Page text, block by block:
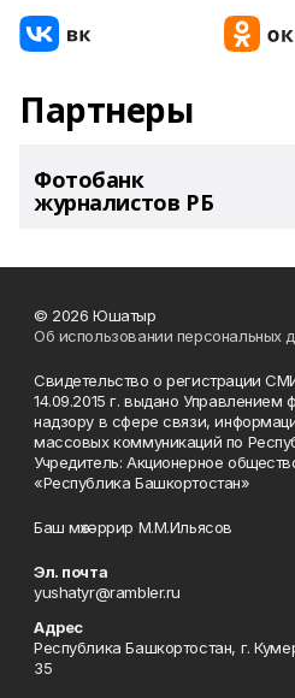
Партнеры
Фотобанк
журналистов РБ
© 2026 Юшатыр
Об использовании персональных
Свидетельство о регистрации
14.09.2015 г. выдано
надзору в сфере связи,
массовых коммуникаций по
Учредитель: Акционерное
«Республика Башкортостан»
Баш мөхәррир М.М.Ильясов
Эл. почта
yushatyr@rambler.ru
Адрес
Республика Башкортостан, г.
35